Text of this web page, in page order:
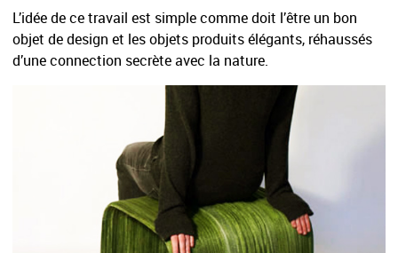
L’idée de ce travail est simple comme doit l’être un bon
objet de design et les objets produits élégants, réhaussés
d’une connection secrète avec la nature.